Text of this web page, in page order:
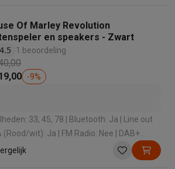
Of Marley Revolution
en speakers - Zwart
4.5
1 beoordeling
-9%
33, 45, 78 | Bluetooth: Ja | Line out
(Rood/wit): Ja | FM Radio: Nee | DAB+
Nee